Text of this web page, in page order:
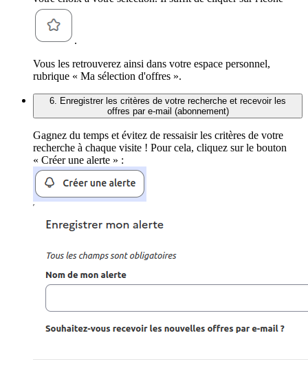
.
Vous les retrouverez ainsi dans votre espace personnel,
rubrique « Ma sélection d'offres ».
6. Enregistrer les critères de votre recherche et recevoir les
offres par e-mail (abonnement)
Gagnez du temps et évitez de ressaisir les critères de votre
recherche à chaque visite ! Pour cela, cliquez sur le bouton
« Créer une alerte » :